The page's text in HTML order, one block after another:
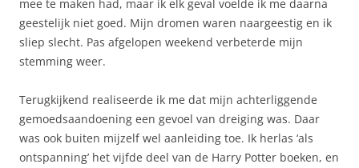
mee te maken had, maar ik elk geval voelde ik me daarna
geestelijk niet goed. Mijn dromen waren naargeestig en ik
sliep slecht. Pas afgelopen weekend verbeterde mijn
stemming weer.
Terugkijkend realiseerde ik me dat mijn achterliggende
gemoedsaandoening een gevoel van dreiging was. Daar
was ook buiten mijzelf wel aanleiding toe. Ik herlas ‘als
ontspanning’ het vijfde deel van de Harry Potter boeken, en